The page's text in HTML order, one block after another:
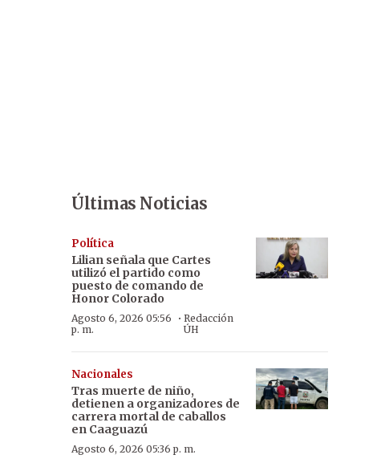
Últimas Noticias
Política
Lilian señala que Cartes
utilizó el partido como
puesto de comando de
Honor Colorado
Agosto 6, 2026 05:56
p. m.
· Redacción
ÚH
Nacionales
Tras muerte de niño,
detienen a organizadores de
carrera mortal de caballos
en Caaguazú
Agosto 6, 2026 05:36 p. m.